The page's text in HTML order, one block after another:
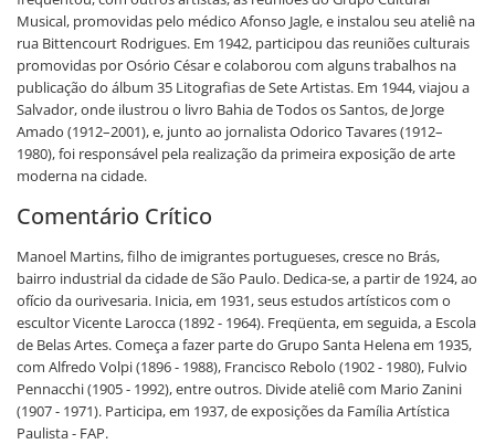
Musical, promovidas pelo médico Afonso Jagle, e instalou seu ateliê na
rua Bittencourt Rodrigues. Em 1942, participou das reuniões culturais
promovidas por Osório César e colaborou com alguns trabalhos na
publicação do álbum 35 Litografias de Sete Artistas. Em 1944, viajou a
Salvador, onde ilustrou o livro Bahia de Todos os Santos, de Jorge
Amado (1912–2001), e, junto ao jornalista Odorico Tavares (1912–
1980), foi responsável pela realização da primeira exposição de arte
moderna na cidade.
Comentário Crítico
Manoel Martins, filho de imigrantes portugueses, cresce no Brás,
bairro industrial da cidade de São Paulo. Dedica-se, a partir de 1924, ao
ofício da ourivesaria. Inicia, em 1931, seus estudos artísticos com o
escultor Vicente Larocca (1892 - 1964). Freqüenta, em seguida, a Escola
de Belas Artes. Começa a fazer parte do Grupo Santa Helena em 1935,
com Alfredo Volpi (1896 - 1988), Francisco Rebolo (1902 - 1980), Fulvio
Pennacchi (1905 - 1992), entre outros. Divide ateliê com Mario Zanini
(1907 - 1971). Participa, em 1937, de exposições da Família Artística
Paulista - FAP.